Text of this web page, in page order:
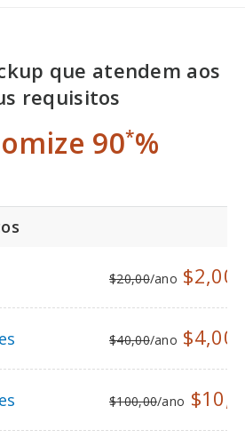
que atendem aos
requisitos
90*%
$20,00/ano $2,00
$40,00/ano $4,00
$100,00/ano